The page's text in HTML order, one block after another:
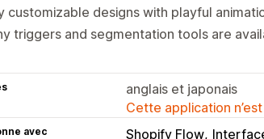
customizable designs with playful
triggers and segmentation tools are
anglais et japonais
Cette application
avec Shopify Flow